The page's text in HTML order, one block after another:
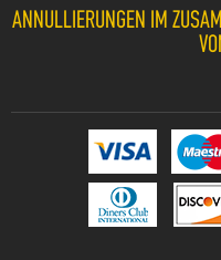
ANNULLIERUNGEN IM